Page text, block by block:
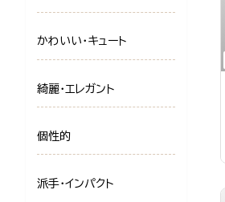
かわいい・キュート
綺麗・エレガント
個性的
派手・インパクト